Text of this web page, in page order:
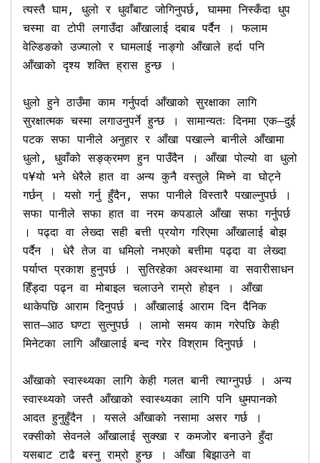
त्यस्तै घाम, धुलो र धुवाँबाट जोगिनुपर्छ, घाममा निस्कँदा धुप
चस्मा वा टोपी लगाउँदा आँखालाई दबाब पर्दैन । फलाम
वेल्डिङको उज्यालो र घामलाई नाङ्गो आँखाले हर्दा पनि
आँखाको दृश्य शक्ति ह्रास हुन्छ ।
धुलो हुने ठाउँमा काम गर्नुपर्दा आँखाको सुरक्षाका लागि
सुरक्षात्मक चस्मा लगाउनुपर्ने हुन्छ । सामान्यतः दिनमा एक–दुई
पटक सफा पानीले अनुहार र आँखा पखाल्ने बानीले आँखामा
धुलो, धुवाँको सङ्क्रमण हुन पाउँदैन । आँखा पोल्यो वा धुलो
प¥यो भने धेरैले हात वा अन्य कुनै वस्तुले मिच्ने वा घोट्ने
गर्छन् । यसो गर्नु हुँदैन, सफा पानीले विस्तारै पखाल्नुपर्छ ।
सफा पानीले सफा हात वा नरम कपडाले आँखा सफा गर्नुपर्छ
। पढ्दा वा लेख्दा सही बत्ती प्रयोग गरिएमा आँखालाई बोझ
पर्दैन । धेरै तेज वा धमिलो नभएको बत्तीमा पढ्दा वा लेख्दा
पर्याप्त प्रकाश हुनुपर्छ । सुतिरहेका अवस्थामा वा सवारीसाधन
हिँड्दा पढ्न वा मोबाइल चलाउने राम्रो होइन । आँखा
थाकेपछि आराम दिनुपर्छ । आँखालाई आराम दिन दैनिक
सात–आठ घण्टा सुत्नुपर्छ । लामो समय काम गरेपछि केही
मिनेटका लागि आँखालाई बन्द गरेर विश्राम दिनुपर्छ ।
आँखाको स्वास्थ्यका लागि केही गलत बानी त्याग्नुपर्छ । अन्य
स्वास्थ्यको जस्तै आँखाको स्वास्थ्यका लागि पनि धुमपानको
आदत हुनुहुँदैन । यसले आँखाको नसामा असर गर्छ ।
रक्सीको सेवनले आँखालाई सुक्खा र कमजोर बनाउने हुँदा
यसबाट टाढै बस्नु राम्रो हुन्छ । आँखा बिझाउने वा